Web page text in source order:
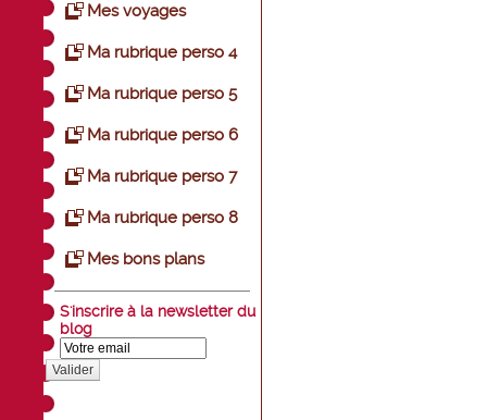
Mes voyages
Ma rubrique perso 4
Ma rubrique perso 5
Ma rubrique perso 6
Ma rubrique perso 7
Ma rubrique perso 8
Mes bons plans
S'inscrire à la newsletter du
blog
Valider